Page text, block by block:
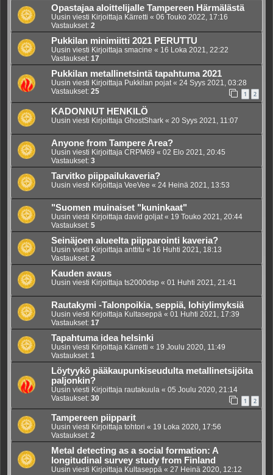
Opastajaa aloittelijalle Tampereen Härmälästä
Uusin viesti Kirjoittaja Kärretti « 06 Touko 2022, 17:16
Vastaukset: 2
Pukkilan minimiitti 2021 PERUTTU
Uusin viesti Kirjoittaja smacine « 16 Loka 2021, 22:22
Vastaukset: 17
Pukkilan metallinetsintä tapahtuma 2021
Uusin viesti Kirjoittaja Pukkilan pojat« 24 Syys 2021, 03:28
Vastaukset: 25 1 2
KADONNUT HENKILÖ
Uusin viesti Kirjoittaja GhostShark « 20 Syys 2021, 11:07
Anyone from Tampere Area?
Uusin viesti Kirjoittaja CRPM69 « 02 Elo 2021, 20:45
Vastaukset: 3
Tarvitko piippailukaveria?
Uusin viesti Kirjoittaja VeeVee « 24 Heinä 2021, 13:53
"Suomen muinaiset "kuninkaat"
Uusin viesti Kirjoittaja david goljat « 19 Touko 2021, 20:44
Vastaukset: 5
Seinäjoen alueelta piipparointi kaveria?
Uusin viesti Kirjoittaja anttitu « 16 Huhti 2021, 18:13
Vastaukset: 2
Kauden avaus
Uusin viesti Kirjoittaja ts2000dsp « 01 Huhti 2021, 21:41
Rautakymi -Talonpoikia, seppiä, lohiylimyksiä
Uusin viesti Kirjoittaja Kultaseppä « 01 Huhti 2021, 17:39
Vastaukset: 17
Tapahtuma idea helsinki
Uusin viesti Kirjoittaja Kärretti « 19 Joulu 2020, 11:49
Vastaukset: 1
Löytyykö pääkaupunkiseudulta metallinetsijöita
paljonkin?
Uusin viesti Kirjoittaja rautakuula « 05 Joulu 2020, 21:14
Vastaukset: 30 1 2
Tampereen piipparit
Uusin viesti Kirjoittaja tohtori « 19 Loka 2020, 17:56
Vastaukset: 2
Metal detecting as a social formation: A
longitudinal survey study from Finland
Uusin viesti Kirjoittaja Kultaseppä « 27 Heinä 2020, 12:12